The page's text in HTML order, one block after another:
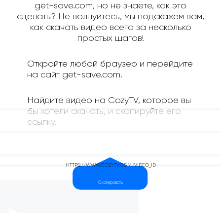
get-save.com, но не знаете, как это
сделать? Не волнуйтесь, мы подскажем вам,
как скачать видео всего за несколько
простых шагов!
Откройте любой браузер и перейдите
на сайт get-save.com.
Найдите видео на CozyTV, которое вы
бы хотели скачать, и скопируйте его
ссылку.